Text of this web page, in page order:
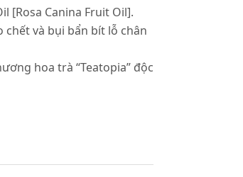
[Rosa Canina Fruit Oil].
và bụi bẩn bít lỗ chân
hoa trà “Teatopia” độc